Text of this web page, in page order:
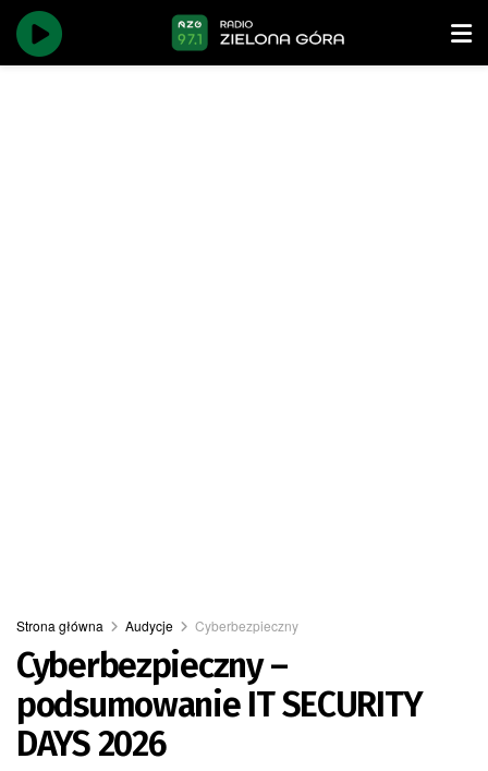
Strona główna Audycje Cyberbezpieczny
Cyberbezpieczny –
podsumowanie IT SECURITY
DAYS 2026